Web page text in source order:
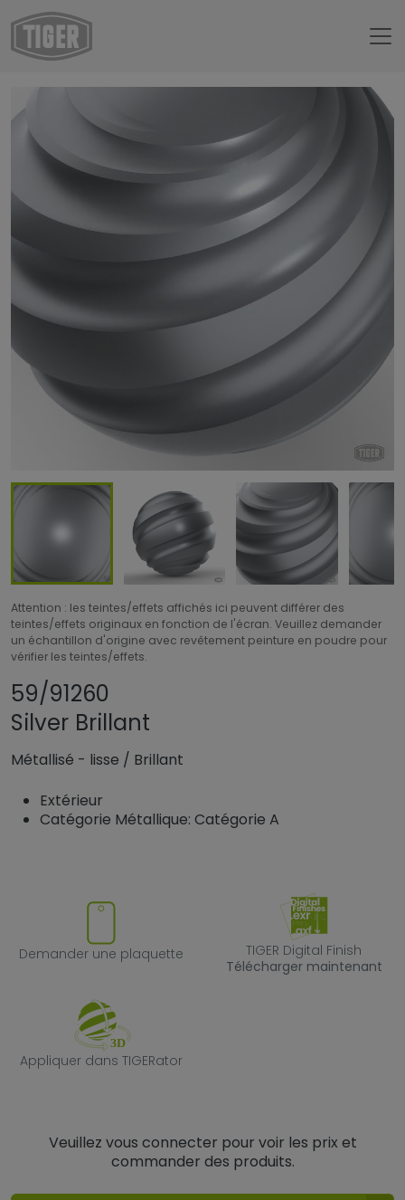
Boutique en ligne
59/91260 - Silver Brillant
Attention : les teintes/effets affichés ici peuvent différer des
teintes/effets originaux en fonction de l'écran. Veuillez demander
un échantillon d'origine avec revêtement peinture en poudre pour
vérifier les teintes/effets.
59/91260
Silver Brillant
Métallisé - lisse / Brillant
Extérieur
Catégorie Métallique: Catégorie A
Demander une plaquette
Demander une plaquette
TIGER Digital
TIGER Digital Finish
Télécharger maintenant
Appliquer dans TIGERator
Appliquer dans TIGERator
Veuillez vous connecter pour voir les prix et
commander des produits.